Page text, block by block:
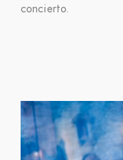
concierto.